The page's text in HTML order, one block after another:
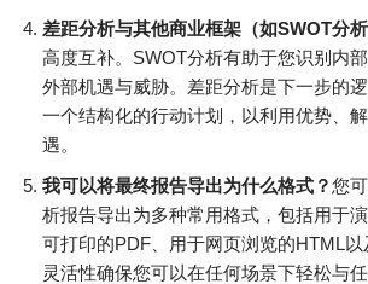
差距分析与其他商业框架（如SWOT分
高度互补。SWOT分析有助于您识别内
外部机遇与威胁。差距分析是下一步的
一个结构化的行动计划，以利用优势、
遇。
我可以将最终报告导出为什么格式？您
析报告导出为多种常用格式，包括用于演
可打印的PDF、用于网页浏览的HTML
灵活性确保您可以在任何场景下轻松与